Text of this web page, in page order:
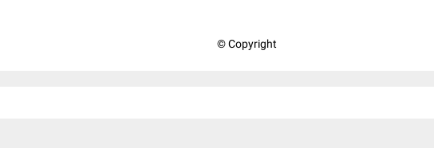
© Copyright